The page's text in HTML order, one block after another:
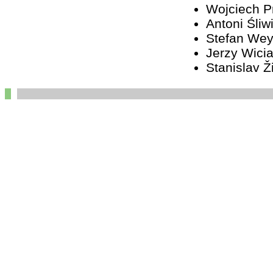
Wojciech
Antoni
Stefan
Jerzy
Stanislav